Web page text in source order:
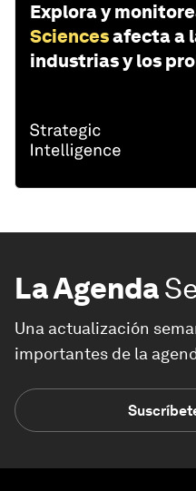
Explora y
Sciencesafecta a
industrias y los
La Agenda
Una actualización
importantes de la